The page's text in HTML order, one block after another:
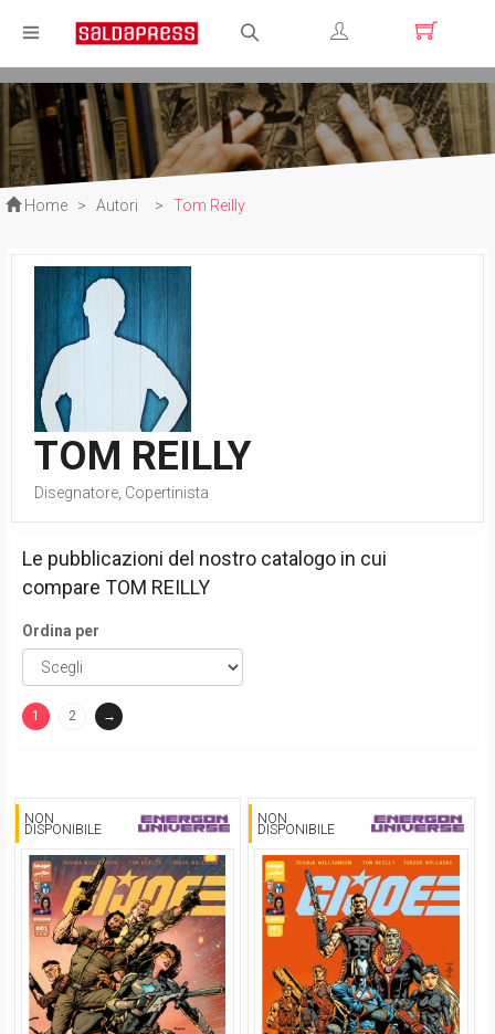
Registrati
Login
Home > Autori > Tom Reilly
TOM REILLY
Disegnatore, Copertinista
Le pubblicazioni del nostro catalogo in cui
compare TOM REILLY
Ordina per
1
2 →
NON
DISPONIBILE
NON
DISPONIBILE